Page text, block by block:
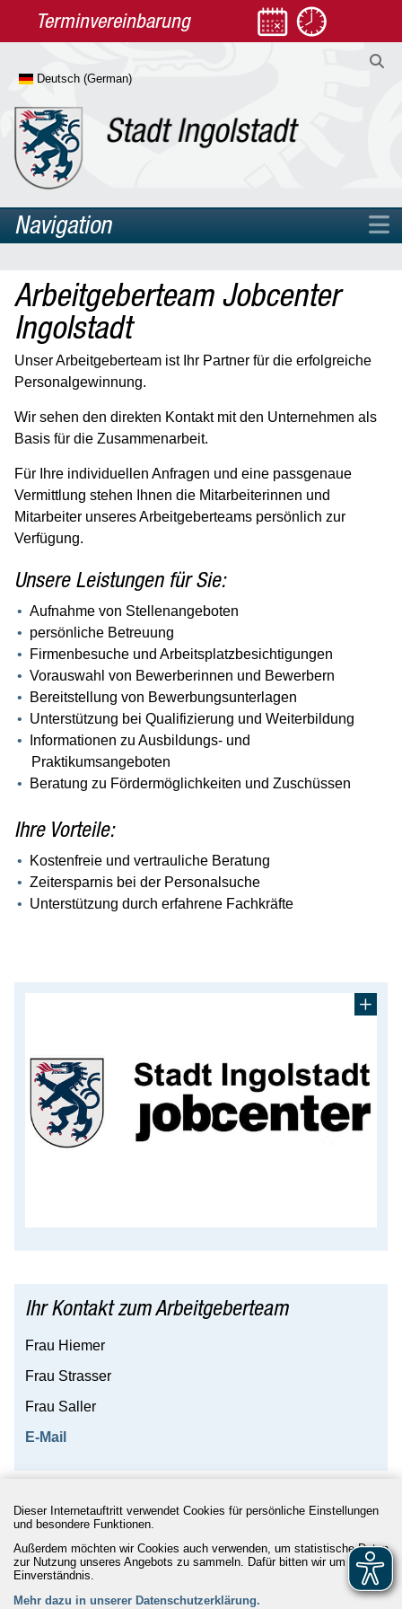
Dieser Internetauftritt verwendet Cookies für persönliche Einstellungen
und besondere Funktionen.
Außerdem möchten wir Cookies auch verwenden, um statistische Daten
zur Nutzung unseres Angebots zu sammeln. Dafür bitten wir um Ihr
Einverständnis.
Mehr dazu in unserer Datenschutzerklärung.
Terminvereinbarung
Navigation
Rathaus
Leben
Infos & Fragen zum Grundsicherungsgeld
Arbeitgeberteam
Bildung & Teilhabe
Förderung & Chancengleichheit
Kontakt / Online-Termin
IngolstadtPass
Online-Services im Jobcenter
Diversität
Gesundheit
Kinder, Jugend & Familie
Soziales & Wohnen
Sport & Freizeit
Umwelt, Natur & Klima
Kultur
Service
Karriere
Arbeitgeberteam Jobcenter
Ingolstadt
Unser Arbeitgeberteam ist Ihr Partner für die erfolgreiche
Personalgewinnung.
Wir sehen den direkten Kontakt mit den Unternehmen als
Basis für die Zusammenarbeit.
Für Ihre individuellen Anfragen und eine passgenaue
Vermittlung stehen Ihnen die Mitarbeiterinnen und
Mitarbeiter unseres Arbeitgeberteams persönlich zur
Verfügung.
Unsere Leistungen für Sie:
Aufnahme von Stellenangeboten
persönliche Betreuung
Firmenbesuche und Arbeitsplatzbesichtigungen
Vorauswahl von Bewerberinnen und Bewerbern
Bereitstellung von Bewerbungsunterlagen
Unterstützung bei Qualifizierung und Weiterbildung
Informationen zu Ausbildungs- und
Praktikumsangeboten
Beratung zu Fördermöglichkeiten und Zuschüssen
Ihre Vorteile:
Kostenfreie und vertrauliche Beratung
Zeitersparnis bei der Personalsuche
Unterstützung durch erfahrene Fachkräfte
Ihr Kontakt zum Arbeitgeberteam
Frau Hiemer
Frau Strasser
Frau Saller
E-Mail
Leichte Sprache